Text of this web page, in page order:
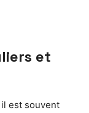
et
est souvent